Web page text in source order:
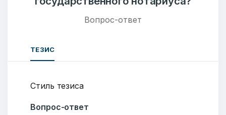
Вопрос-ответ
ТЕЗИС
Стиль тезиса
Вопрос-ответ